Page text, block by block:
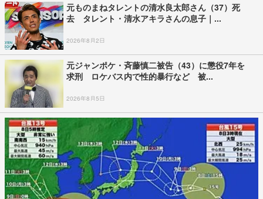
元ものまねタレントの清水良太郎さん（37）死
去 タレント・清水アキラさんの息子｜...
2026年8月2日
元ジャンポケ・斉藤慎二被告（43）に懲役7年を
求刑 ロケバス内で性的暴行など 被...
2026年8月5日